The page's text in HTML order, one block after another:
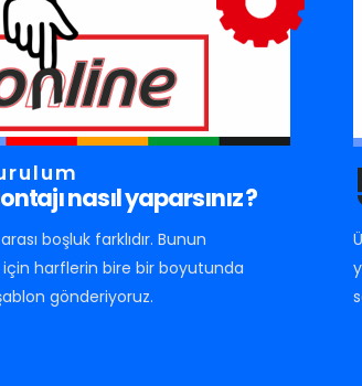
nasıl yaparsınız ?
boşluk farklıdır. Bunun
harflerin bire bir boyutunda
gönderiyoruz.